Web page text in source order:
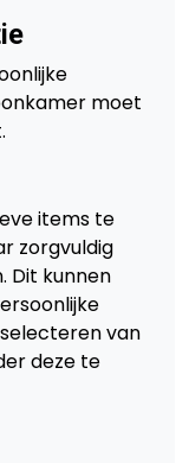
moet
items te
zorgvuldig
Dit kunnen
van
deze te